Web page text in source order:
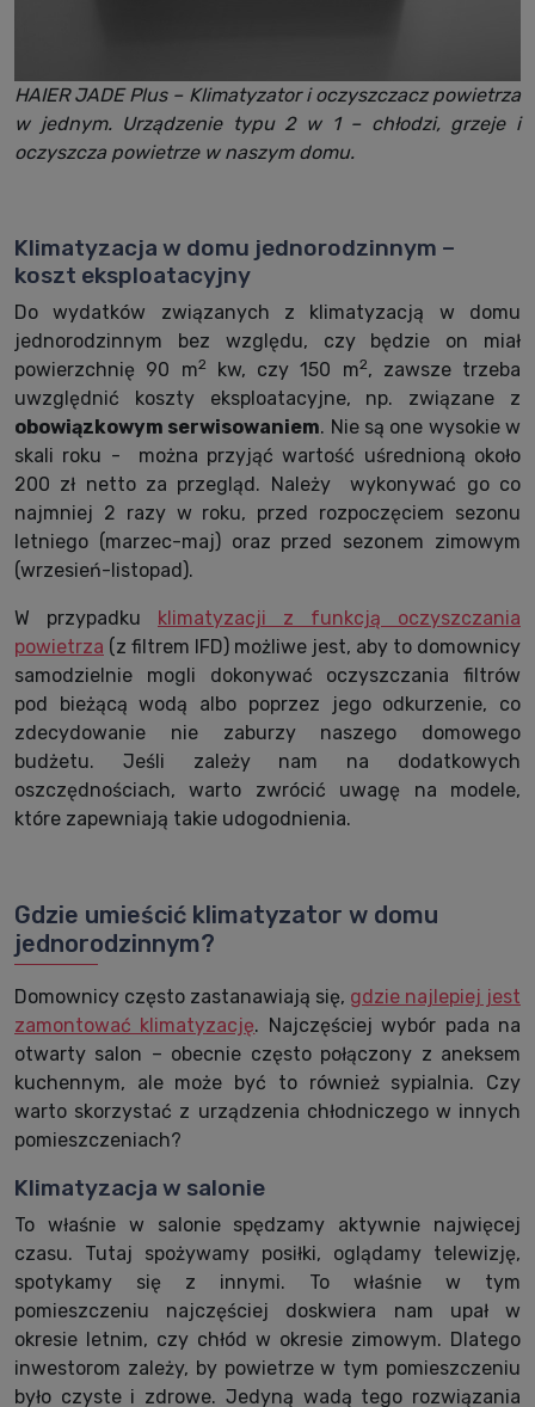
HAIER JADE Plus – Klimatyzator i oczyszczacz powietrza
w jednym. Urządzenie typu 2 w 1 – chłodzi, grzeje i
oczyszcza powietrze w naszym domu.
Klimatyzacja w domu jednorodzinnym –
koszt eksploatacyjny
Do wydatków związanych z klimatyzacją w domu
jednorodzinnym bez względu, czy będzie on miał
powierzchnię 90 m2 kw, czy 150 m2, zawsze trzeba
uwzględnić koszty eksploatacyjne, np. związane z
obowiązkowym serwisowaniem. Nie są one wysokie w
skali roku - można przyjąć wartość uśrednioną około
200 zł netto za przegląd. Należy wykonywać go co
najmniej 2 razy w roku, przed rozpoczęciem sezonu
letniego (marzec-maj) oraz przed sezonem zimowym
(wrzesień-listopad).
W przypadku klimatyzacji z funkcją oczyszczania
powietrza (z filtrem IFD) możliwe jest, aby to domownicy
samodzielnie mogli dokonywać oczyszczania filtrów
pod bieżącą wodą albo poprzez jego odkurzenie, co
zdecydowanie nie zaburzy naszego domowego
budżetu. Jeśli zależy nam na dodatkowych
oszczędnościach, warto zwrócić uwagę na modele,
które zapewniają takie udogodnienia.
Gdzie umieścić klimatyzator w domu
jednorodzinnym?
Domownicy często zastanawiają się, gdzie najlepiej jest
zamontować klimatyzację. Najczęściej wybór pada na
otwarty salon – obecnie często połączony z aneksem
kuchennym, ale może być to również sypialnia. Czy
warto skorzystać z urządzenia chłodniczego w innych
pomieszczeniach?
Klimatyzacja w salonie
To właśnie w salonie spędzamy aktywnie najwięcej
czasu. Tutaj spożywamy posiłki, oglądamy telewizję,
spotykamy się z innymi. To właśnie w tym
pomieszczeniu najczęściej doskwiera nam upał w
okresie letnim, czy chłód w okresie zimowym. Dlatego
inwestorom zależy, by powietrze w tym pomieszczeniu
było czyste i zdrowe. Jedyną wadą tego rozwiązania